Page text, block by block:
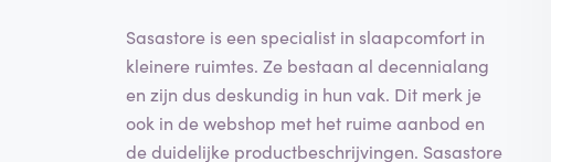
Sasastore is een specialist in slaapcomfort in
kleinere ruimtes. Ze bestaan al decennialang
en zijn dus deskundig in hun vak. Dit merk je
ook in de webshop met het ruime aanbod en
de duidelijke productbeschrijvingen. Sasastore